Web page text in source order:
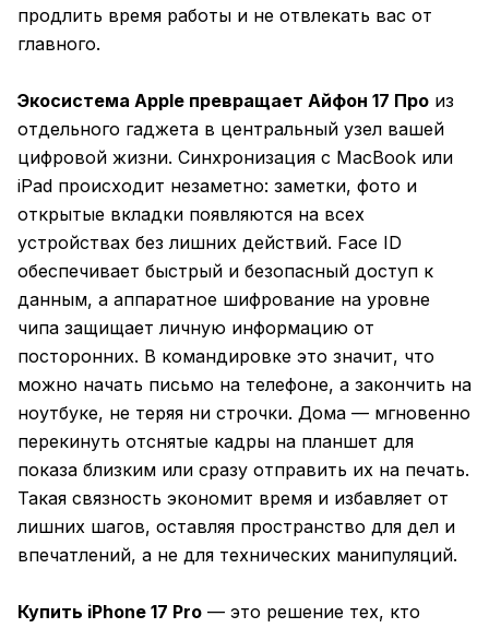
продлить время работы и не отвлекать вас от
главного.
Экосистема Apple превращает Айфон 17 Про из
отдельного гаджета в центральный узел вашей
цифровой жизни. Синхронизация с MacBook или
iPad происходит незаметно: заметки, фото и
открытые вкладки появляются на всех
устройствах без лишних действий. Face ID
обеспечивает быстрый и безопасный доступ к
данным, а аппаратное шифрование на уровне
чипа защищает личную информацию от
посторонних. В командировке это значит, что
можно начать письмо на телефоне, а закончить на
ноутбуке, не теряя ни строчки. Дома — мгновенно
перекинуть отснятые кадры на планшет для
показа близким или сразу отправить их на печать.
Такая связность экономит время и избавляет от
лишних шагов, оставляя пространство для дел и
впечатлений, а не для технических манипуляций.
Купить iPhone 17 Pro — это решение тех, кто